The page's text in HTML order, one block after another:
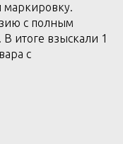
маркировку.
с полным
В итоге взыскали 1
с